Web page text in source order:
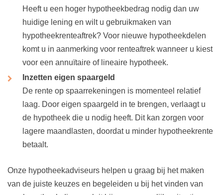
Heeft u een hoger hypotheekbedrag nodig dan uw
huidige lening en wilt u gebruikmaken van
hypotheekrenteaftrek? Voor nieuwe hypotheekdelen
komt u in aanmerking voor renteaftrek wanneer u kiest
voor een annuïtaire of lineaire hypotheek.
Inzetten eigen spaargeld
De rente op spaarrekeningen is momenteel relatief
laag. Door eigen spaargeld in te brengen, verlaagt u
de hypotheek die u nodig heeft. Dit kan zorgen voor
lagere maandlasten, doordat u minder hypotheekrente
betaalt.
Onze hypotheekadviseurs helpen u graag bij het maken
van de juiste keuzes en begeleiden u bij het vinden van